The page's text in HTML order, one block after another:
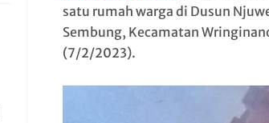
satu rumah warga di Dusun
Sembung, Kecamatan
(7/2/2023).